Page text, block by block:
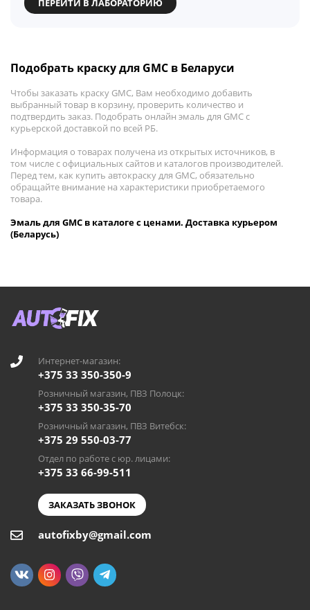
ПЕРЕЙТИ В ЛАБОРАТОРИЮ
Подобрать краску для GMC в Беларуси
Чтобы заказать краску GMC, Вам необходимо добавить
выбранный товар в корзину, проверить количество и
подтвердить заказ. Подобрать онлайн эмаль для GMC с
курьерской доставкой по всей РБ.
Информация о товарах получена из открытых источников, в
том числе с официальных сайтов и каталогов производителей.
Перед тем, как купить автокраску для GMC, обязательно
обращайте внимание на характеристики приобретаемого
товара.
Эмаль для GMC в каталоге с ценами. Доставка курьером
(Беларусь)
Интернет-магазин:
+375 33 350-350-9
Розничный магазин, ПВЗ Полоцк:
+375 33 350-35-70
Розничный магазин, ПВЗ Витебск:
+375 29 550-03-77
Отдел по работе с юр. лицами:
+375 33 66-99-511
ЗАКАЗАТЬ ЗВОНОК
autofixby@gmail.com